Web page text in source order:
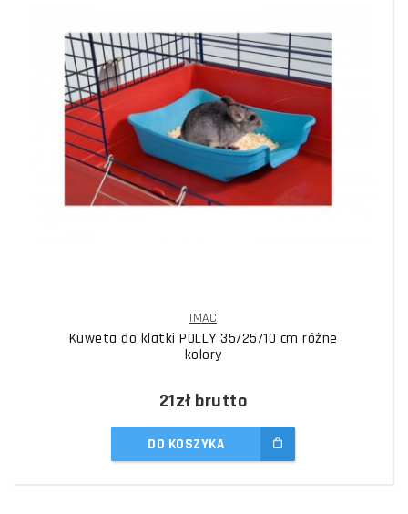
IMAC
Kuweta do klatki POLLY 35/25/10 cm różne
kolory
21złbrutto
DO KOSZYKA